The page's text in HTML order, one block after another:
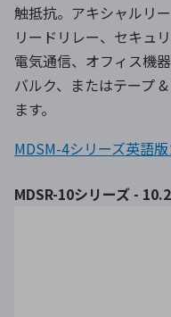
触抵抗。アキシャルリ
リードリレー、セキュ
電気通信、オフィス機
バルク、またはテープ
ます。
MDSM-4シリーズ英語
MDSR-10シリーズ -